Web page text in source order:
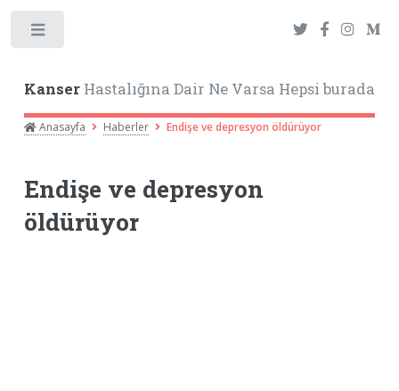
KanserHastalığına Dair Ne Varsa Hepsi burada
Anasayfa Haberler Endişe ve depresyon öldürüyor
Endişe ve depresyon
öldürüyor